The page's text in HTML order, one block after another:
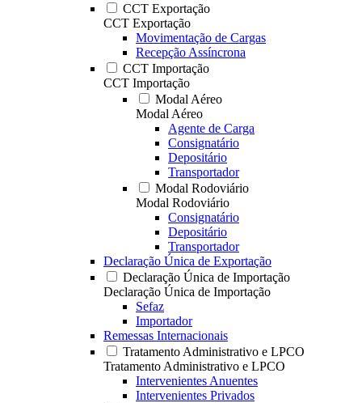
CCT Exportação
CCT Exportação
Movimentação de Cargas
Recepção Assíncrona
CCT Importação
CCT Importação
Modal Aéreo
Modal Aéreo
Agente de Carga
Consignatário
Depositário
Transportador
Modal Rodoviário
Modal Rodoviário
Consignatário
Depositário
Transportador
Declaração Única de Exportação
Declaração Única de Importação
Declaração Única de Importação
Sefaz
Importador
Remessas Internacionais
Tratamento Administrativo e LPCO
Tratamento Administrativo e LPCO
Intervenientes Anuentes
Intervenientes Privados